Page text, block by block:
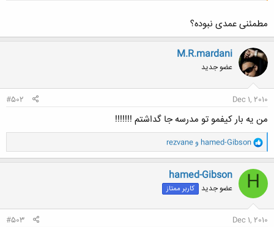
مطمئنی عمدی نبوده؟
M.R.mardani
عضو جدید
Dec 1, 2010
#502
من یه بار کیفمو تو مدرسه جا گداشتم !!!!!!!
و
ا
ک
ن
ش
ه
ا
hamed-Gibson و rezvane
H
hamed-Gibson
عضو جدید کاربر ممتاز
Dec 1, 2010
#503